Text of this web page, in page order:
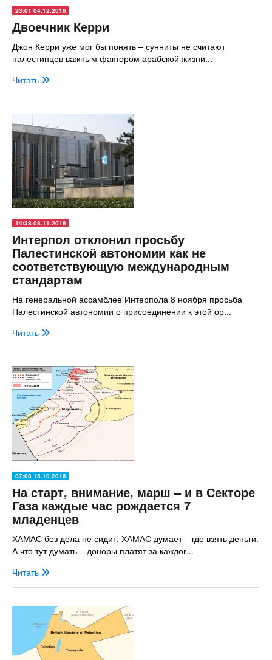
23:01 04.12.2016
Двоечник Керри
Джон Керри уже мог бы понять – сунниты не считают
палестинцев важным фактором арабской жизни...
Читать
14:38 08.11.2016
Интерпол отклонил просьбу
Палестинской автономии как не
соответствующую международным
стандартам
На генеральной ассамблее Интерпола 8 ноября просьба
Палестинской автономии о присоединении к этой ор...
Читать
07:08 15.10.2016
На старт, внимание, марш – и в Секторе
Газа каждые час рождается 7
младенцев
ХАМАС без дела не сидит, ХАМАС думает – где взять деньги.
А что тут думать – доноры платят за каждог...
Читать